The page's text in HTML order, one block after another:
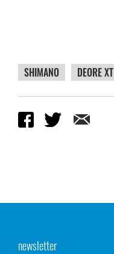
SHIMANO DEORE XT
newsletter